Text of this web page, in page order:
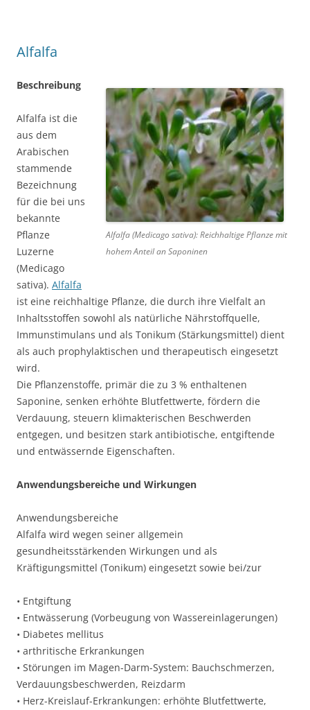
Alfalfa
Alfalfa (Medicago sativa): Reichhaltige Pflanze mit
hohem Anteil an Saponinen
Beschreibung
Alfalfa ist die
aus dem
Arabischen
stammende
Bezeichnung
für die bei uns
bekannte
Pflanze
Luzerne
(Medicago
sativa). Alfalfa
ist eine reichhaltige Pflanze, die durch ihre Vielfalt an
Inhaltsstoffen sowohl als natürliche Nährstoffquelle,
Immunstimulans und als Tonikum (Stärkungsmittel) dient
als auch prophylaktischen und therapeutisch eingesetzt
wird.
Die Pflanzenstoffe, primär die zu 3 % enthaltenen
Saponine, senken erhöhte Blutfettwerte, fördern die
Verdauung, steuern klimakterischen Beschwerden
entgegen, und besitzen stark antibiotische, entgiftende
und entwässernde Eigenschaften.
Anwendungsbereiche und Wirkungen
Anwendungsbereiche
Alfalfa wird wegen seiner allgemein
gesundheitsstärkenden Wirkungen und als
Kräftigungsmittel (Tonikum) eingesetzt sowie bei/zur
• Entgiftung
• Entwässerung (Vorbeugung von Wassereinlagerungen)
• Diabetes mellitus
• arthritische Erkrankungen
• Störungen im Magen-Darm-System: Bauchschmerzen,
Verdauungsbeschwerden, Reizdarm
• Herz-Kreislauf-Erkrankungen: erhöhte Blutfettwerte,